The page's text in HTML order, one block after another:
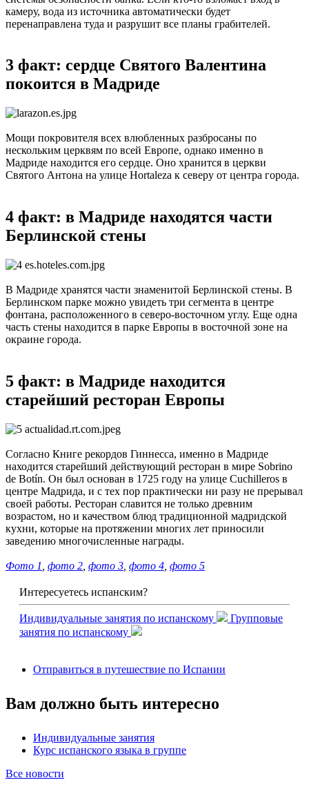
камеру, вода из источника автоматически будет
перенаправлена туда и разрушит все планы грабителей.
3 факт: сердце Святого Валентина
покоится в Мадриде
Мощи покровителя всех влюбленных разбросаны по
нескольким церквям по всей Европе, однако именно в
Мадриде находится его сердце. Оно хранится в церкви
Святого Антона на улице Hortaleza к северу от центра города.
4 факт: в Мадриде находятся части
Берлинской стены
В Мадриде хранятся части знаменитой Берлинской стены. В
Берлинском парке можно увидеть три сегмента в центре
фонтана, расположенного в северо-восточном углу. Еще одна
часть стены находится в парке Европы в восточной зоне на
окраине города.
5 факт: в Мадриде находится
старейший ресторан Европы
Согласно Книге рекордов Гиннесса, именно в Мадриде
находится старейший действующий ресторан в мире Sobrino
de Botín. Он был основан в 1725 году на улице Cuchilleros в
центре Мадрида, и с тех пор практически ни разу не прерывал
своей работы. Ресторан славится не только древним
возрастом, но и качеством блюд традиционной мадридской
кухни, которые на протяжении многих лет приносили
заведению многочисленные награды.
Фото 1 фото 2 фото 3 фото 4 фото 5
Интересуетесь испанским?
Индивидуальные занятия по испанскому
Групповые
занятия по испанскому
Отправиться в путешествие по Испании
Вам должно быть интересно
Индивидуальные занятия
Курс испанского языка в группе
Все новости